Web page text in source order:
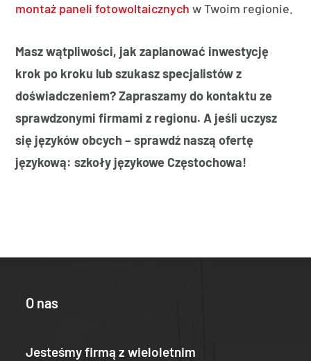
montaż paneli fotowoltaicznych w Twoim regionie.
Masz wątpliwości, jak zaplanować inwestycję
krok po kroku lub szukasz specjalistów z
doświadczeniem? Zapraszamy do kontaktu ze
sprawdzonymi firmami z regionu. A jeśli uczysz
się języków obcych – sprawdź naszą ofertę
językową: szkoły językowe Częstochowa!
O nas
Jesteśmy firmą z wieloletnim